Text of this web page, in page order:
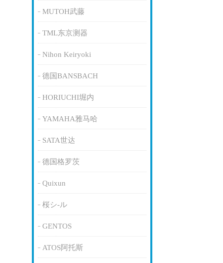
MUTOH武藤
TML东京测器
Nihon Keiryoki
德国BANSBACH
HORIUCHI堀内
YAMAHA雅马哈
SATA世达
德国格罗茨
Quixun
桜シ-ル
GENTOS
ATOS阿托斯